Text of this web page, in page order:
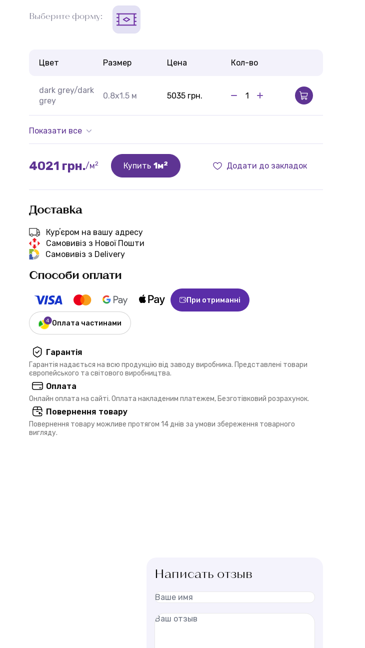
Выберите форму:
Цвет Размер Цена Кол-во
dark grey/dark
grey
0.8x1.5 м 5035 грн.
Показати все
4021 грн./м2 Купить 1м2 Додати до закладок
Доставка
Курʼєром на вашу адресу
Самовивіз з Нової Пошти
Самовивіз з Delivery
Способи оплати
При отриманні
Оплата частинами
Гарантія
Гарантія надається на всю продукцію від заводу виробника. Представлені товари
європейського та світового виробництва.
Оплата
Онлайн оплата на сайті. Оплата накладеним платежем, Безготівковий розрахунок.
Повернення товару
Повернення товару можливе протягом 14 днів за умови збереження товарного
вигляду.
Написать отзыв